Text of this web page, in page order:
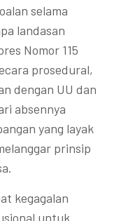
selama
landasan
Nomor 115
prosedural,
dengan UU dan
absennya
yang layak
prinsip
kegagalan
untuk